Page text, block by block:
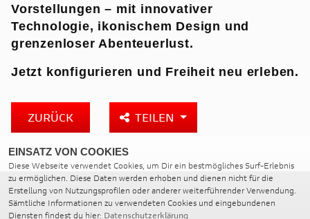
Vorstellungen – mit innovativer
Technologie, ikonischem Design und
grenzenloser Abenteuerlust.
Jetzt konfigurieren und Freiheit neu erleben.
ZURÜCK TEILEN
EINSATZ VON COOKIES
Diese Webseite verwendet Cookies, um Dir ein bestmögliches Surf-Erlebnis
zu ermöglichen. Diese Daten werden erhoben und dienen nicht für die
Erstellung von Nutzungsprofilen oder anderer weiterführender Verwendung.
Sämtliche Informationen zu verwendeten Cookies und eingebundenen
Diensten findest du hier: Datenschutzerklärung